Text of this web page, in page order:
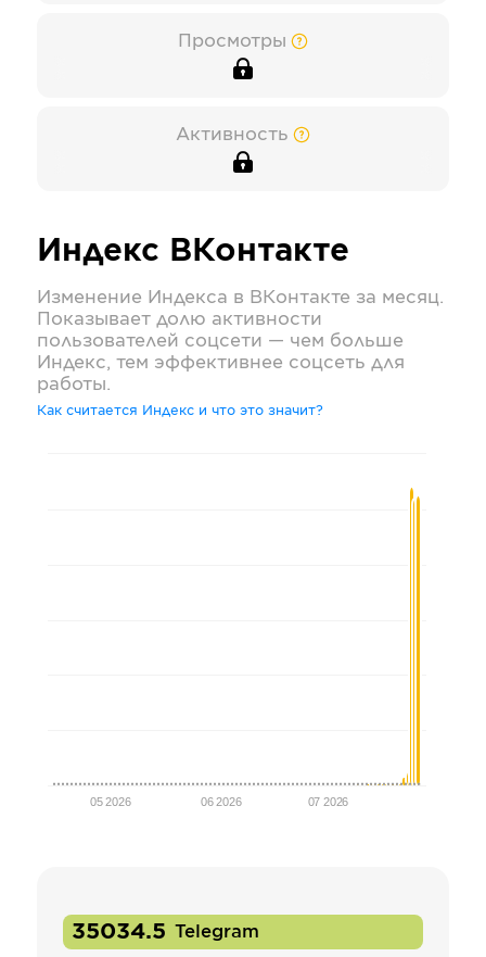
Просмотры
Активность
Индекс ВКонтакте
Изменение Индекса в ВКонтакте за месяц.
Показывает долю активности
пользователей соцсети — чем больше
Индекс, тем эффективнее соцсеть для
работы.
Как считается Индекс и что это значит?
05 2026 06 2026 07 2026
35034.5 Telegram